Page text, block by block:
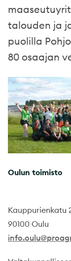
talouden ja
puolilla
80 osaajan
Oulun toimisto
Kauppurienkatu
90100 Oulu